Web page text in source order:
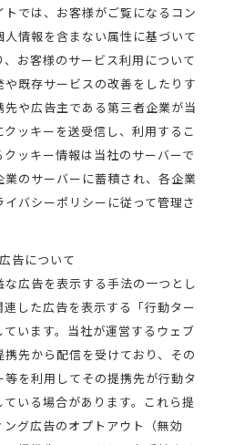
では、お客様がご覧になるコン
情報を含まない属性に基づいて
お客様のサービス利用について
既存サービスの改善をしたりす
や広告主である第三者企業が当
ッキーを送受信し、利用するこ
ッキー情報は当社のサーバーで
のサーバーに蓄積され、各企業
バシーポリシーに従って管理さ
告について
広告を表示する手法の一つとし
した広告を表示する「行動ター
います。当社が運営するウェブ
先から配信を受けており、その
を利用してその提携先が行動タ
いる場合があります。これら提
グ広告のオプトアウト（無効